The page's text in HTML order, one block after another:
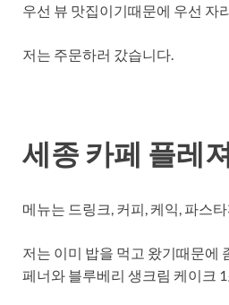
우선 뷰 맛집이기때문에 우선 자
저는 주문하러 갔습니다.
세종 카페 플레
메뉴는 드링크, 커피, 케익, 파스
저는 이미 밥을 먹고 왔기때문에
페너와 블루베리 생크림 케이크